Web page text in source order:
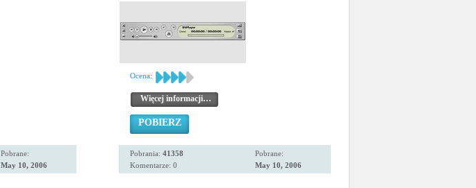
Pobrane:
May 10, 2006
Ocena:
Więcej informacji…
POBIERZ
Pobrania: 41358
Komentarze: 0
Pobrane:
May 10, 2006